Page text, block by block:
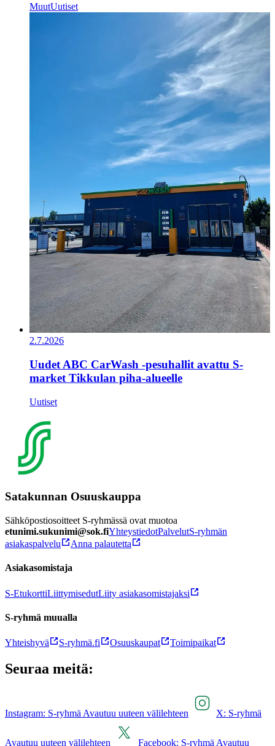
MuutUutiset
2.7.2026
Uudet ABC CarWash -pesuhallit avattu S-
market Tikkulan piha-alueelle
Uutiset
Satakunnan Osuuskauppa
Sähköpostiosoitteet S-ryhmässä ovat muotoa
etunimi.sukunimi@sok.fiYhteystiedotPalvelutS-ryhmän
asiakaspalvelu
Anna palautetta
Asiakasomistaja
S-EtukorttiLiittymisedutLiity asiakasomistajaksi
S-ryhmä muualla
Yhteishyvä S-ryhmä.fi Osuuskaupat Toimipaikat
Seuraa meitä:
Instagram: S-ryhmä Avautuu uuteen välilehteen X: S-ryhmä
Avautuu uuteen välilehteen Facebook: S-ryhmä Avautuu